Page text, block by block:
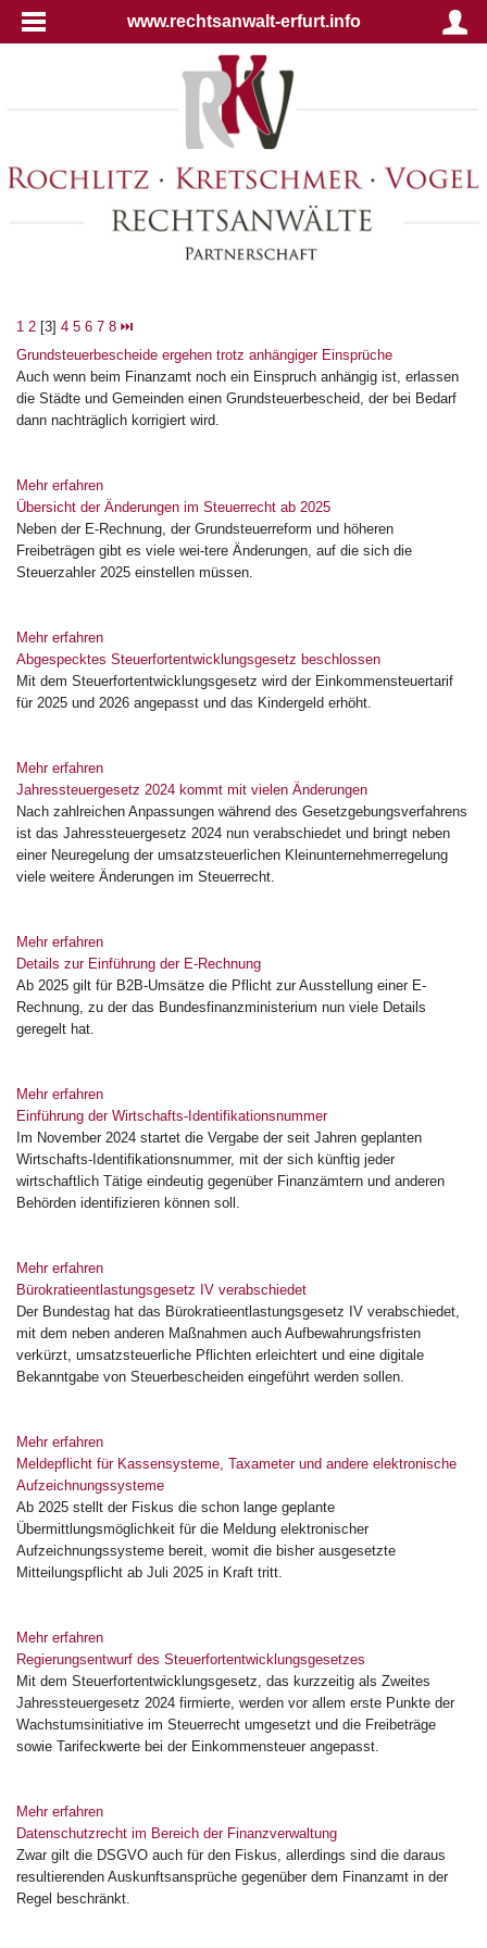
www.rechtsanwalt-erfurt.info
1 2 [3] 4 5 6 7 8 ⏭
Grundsteuerbescheide ergehen trotz anhängiger Einsprüche
Auch wenn beim Finanzamt noch ein Einspruch anhängig ist, erlassen
die Städte und Gemeinden einen Grundsteuerbescheid, der bei Bedarf
dann nachträglich korrigiert wird.
Mehr erfahren
Übersicht der Änderungen im Steuerrecht ab 2025
Neben der E-Rechnung, der Grundsteuerreform und höheren
Freibeträgen gibt es viele wei-tere Änderungen, auf die sich die
Steuerzahler 2025 einstellen müssen.
Mehr erfahren
Abgespecktes Steuerfortentwicklungsgesetz beschlossen
Mit dem Steuerfortentwicklungsgesetz wird der Einkommensteuertarif
für 2025 und 2026 angepasst und das Kindergeld erhöht.
Mehr erfahren
Jahressteuergesetz 2024 kommt mit vielen Änderungen
Nach zahlreichen Anpassungen während des Gesetzgebungsverfahrens
ist das Jahressteuergesetz 2024 nun verabschiedet und bringt neben
einer Neuregelung der umsatzsteuerlichen Kleinunternehmerregelung
viele weitere Änderungen im Steuerrecht.
Mehr erfahren
Details zur Einführung der E-Rechnung
Ab 2025 gilt für B2B-Umsätze die Pflicht zur Ausstellung einer E-
Rechnung, zu der das Bundesfinanzministerium nun viele Details
geregelt hat.
Mehr erfahren
Einführung der Wirtschafts-Identifikationsnummer
Im November 2024 startet die Vergabe der seit Jahren geplanten
Wirtschafts-Identifikationsnummer, mit der sich künftig jeder
wirtschaftlich Tätige eindeutig gegenüber Finanzämtern und anderen
Behörden identifizieren können soll.
Mehr erfahren
Bürokratieentlastungsgesetz IV verabschiedet
Der Bundestag hat das Bürokratieentlastungsgesetz IV verabschiedet,
mit dem neben anderen Maßnahmen auch Aufbewahrungsfristen
verkürzt, umsatzsteuerliche Pflichten erleichtert und eine digitale
Bekanntgabe von Steuerbescheiden eingeführt werden sollen.
Mehr erfahren
Meldepflicht für Kassensysteme, Taxameter und andere elektronische
Aufzeichnungssysteme
Ab 2025 stellt der Fiskus die schon lange geplante
Übermittlungsmöglichkeit für die Meldung elektronischer
Aufzeichnungssysteme bereit, womit die bisher ausgesetzte
Mitteilungspflicht ab Juli 2025 in Kraft tritt.
Mehr erfahren
Regierungsentwurf des Steuerfortentwicklungsgesetzes
Mit dem Steuerfortentwicklungsgesetz, das kurzzeitig als Zweites
Jahressteuergesetz 2024 firmierte, werden vor allem erste Punkte der
Wachstumsinitiative im Steuerrecht umgesetzt und die Freibeträge
sowie Tarifeckwerte bei der Einkommensteuer angepasst.
Mehr erfahren
Datenschutzrecht im Bereich der Finanzverwaltung
Zwar gilt die DSGVO auch für den Fiskus, allerdings sind die daraus
resultierenden Auskunftsansprüche gegenüber dem Finanzamt in der
Regel beschränkt.